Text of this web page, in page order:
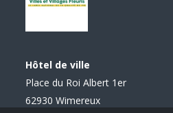
Hôtel de ville
Place du Roi Albert 1er
62930 Wimereux